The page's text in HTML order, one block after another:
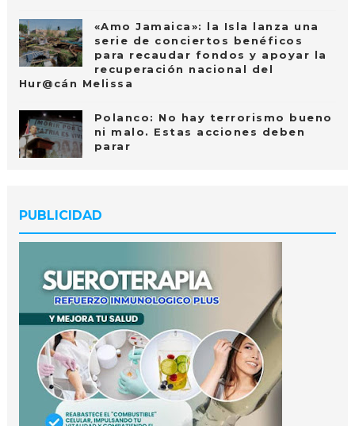
«Amo Jamaica»: la Isla lanza una
serie de conciertos benéficos
para recaudar fondos y apoyar la
recuperación nacional del
Hur@cán Melissa
Polanco: No hay terrorismo bueno
ni malo. Estas acciones deben
parar
PUBLICIDAD